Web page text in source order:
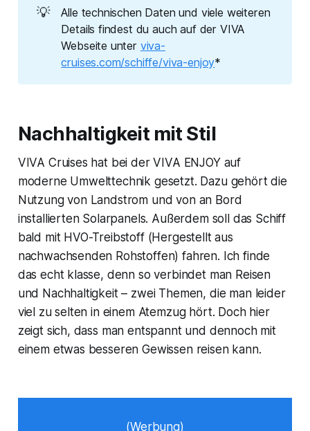
💡
Alle technischen Daten und viele weiteren
Details findest du auch auf der VIVA
Webseite unter viva-
cruises.com/schiffe/viva-enjoy*
Nachhaltigkeit mit Stil
VIVA Cruises hat bei der VIVA ENJOY auf
moderne Umwelttechnik gesetzt. Dazu gehört die
Nutzung von Landstrom und von an Bord
installierten Solarpanels. Außerdem soll das Schiff
bald mit HVO-Treibstoff (Hergestellt aus
nachwachsenden Rohstoffen) fahren. Ich finde
das echt klasse, denn so verbindet man Reisen
und Nachhaltigkeit – zwei Themen, die man leider
viel zu selten in einem Atemzug hört. Doch hier
zeigt sich, dass man entspannt und dennoch mit
einem etwas besseren Gewissen reisen kann.
(Werbung)